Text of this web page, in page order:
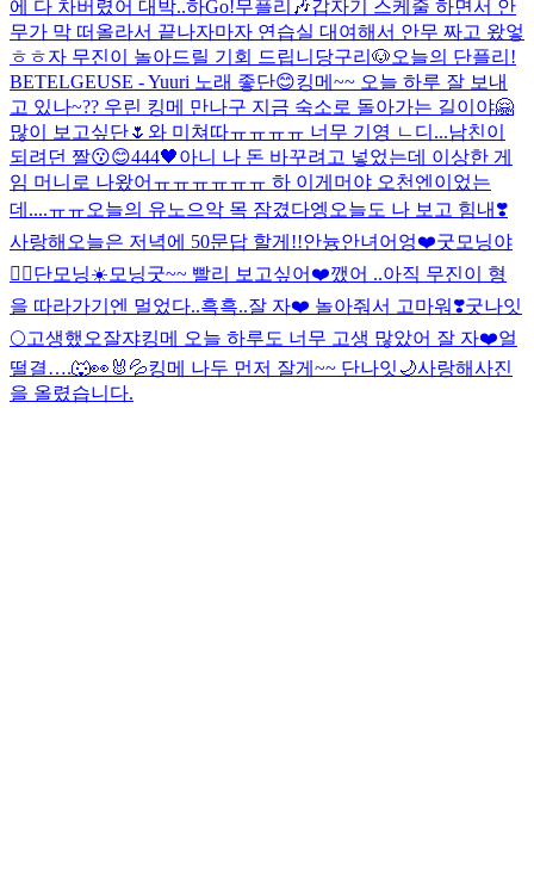
에 다 차버렸어 대박..하Go!무플리🎶갑자기 스케줄 하면서 안
무가 막 떠올라서 끝나자마자 연습실 대여해서 안무 짜고 왔엏
ㅎㅎ자 무진이 놀아드릴 기회 드립니당구리🐶오늘의 단플리!
BETELGEUSE - Yuuri 노래 좋단😊킹메~~ 오늘 하루 잘 보내
고 있나~?? 우린 킹메 만나구 지금 숙소로 돌아가는 길이야🤗
많이 보고싶단🌷 와 미쳐따ㅠㅠㅠㅠ 너무 기영 ㄴ디...남친이
되려던 짤😗😊444🖤아니 나 돈 바꾸려고 넣었는데 이상한 게
임 머니로 나왔어ㅠㅠㅠㅠㅠㅠ 하 이게머야 오천엔이었는
데....ㅠㅠ오늘의 유노 으악 목 잠겼다엥 오늘도 나 보고 힘내❣️
사랑해 오늘은 저녁에 50문답 할게!!안늉안녀어엉❤️굿모닝야
❤️‍🔥단모닝☀️ 모닝굿~~ 빨리 보고싶어❤️깼어 ..아직 무진이 형
을 따라가기엔 멀었다..흑흑..잘 자❤️ 놀아줘서 고마워❣️굿나잇
🌕고생했오잘쟈킹메 오늘 하루도 너무 고생 많았어 잘 자❤️얼
떨결….🐺👀🐰💦킹메 나두 먼저 잘게~~ 단나잇🌙사랑해사진
을 올렸습니다.